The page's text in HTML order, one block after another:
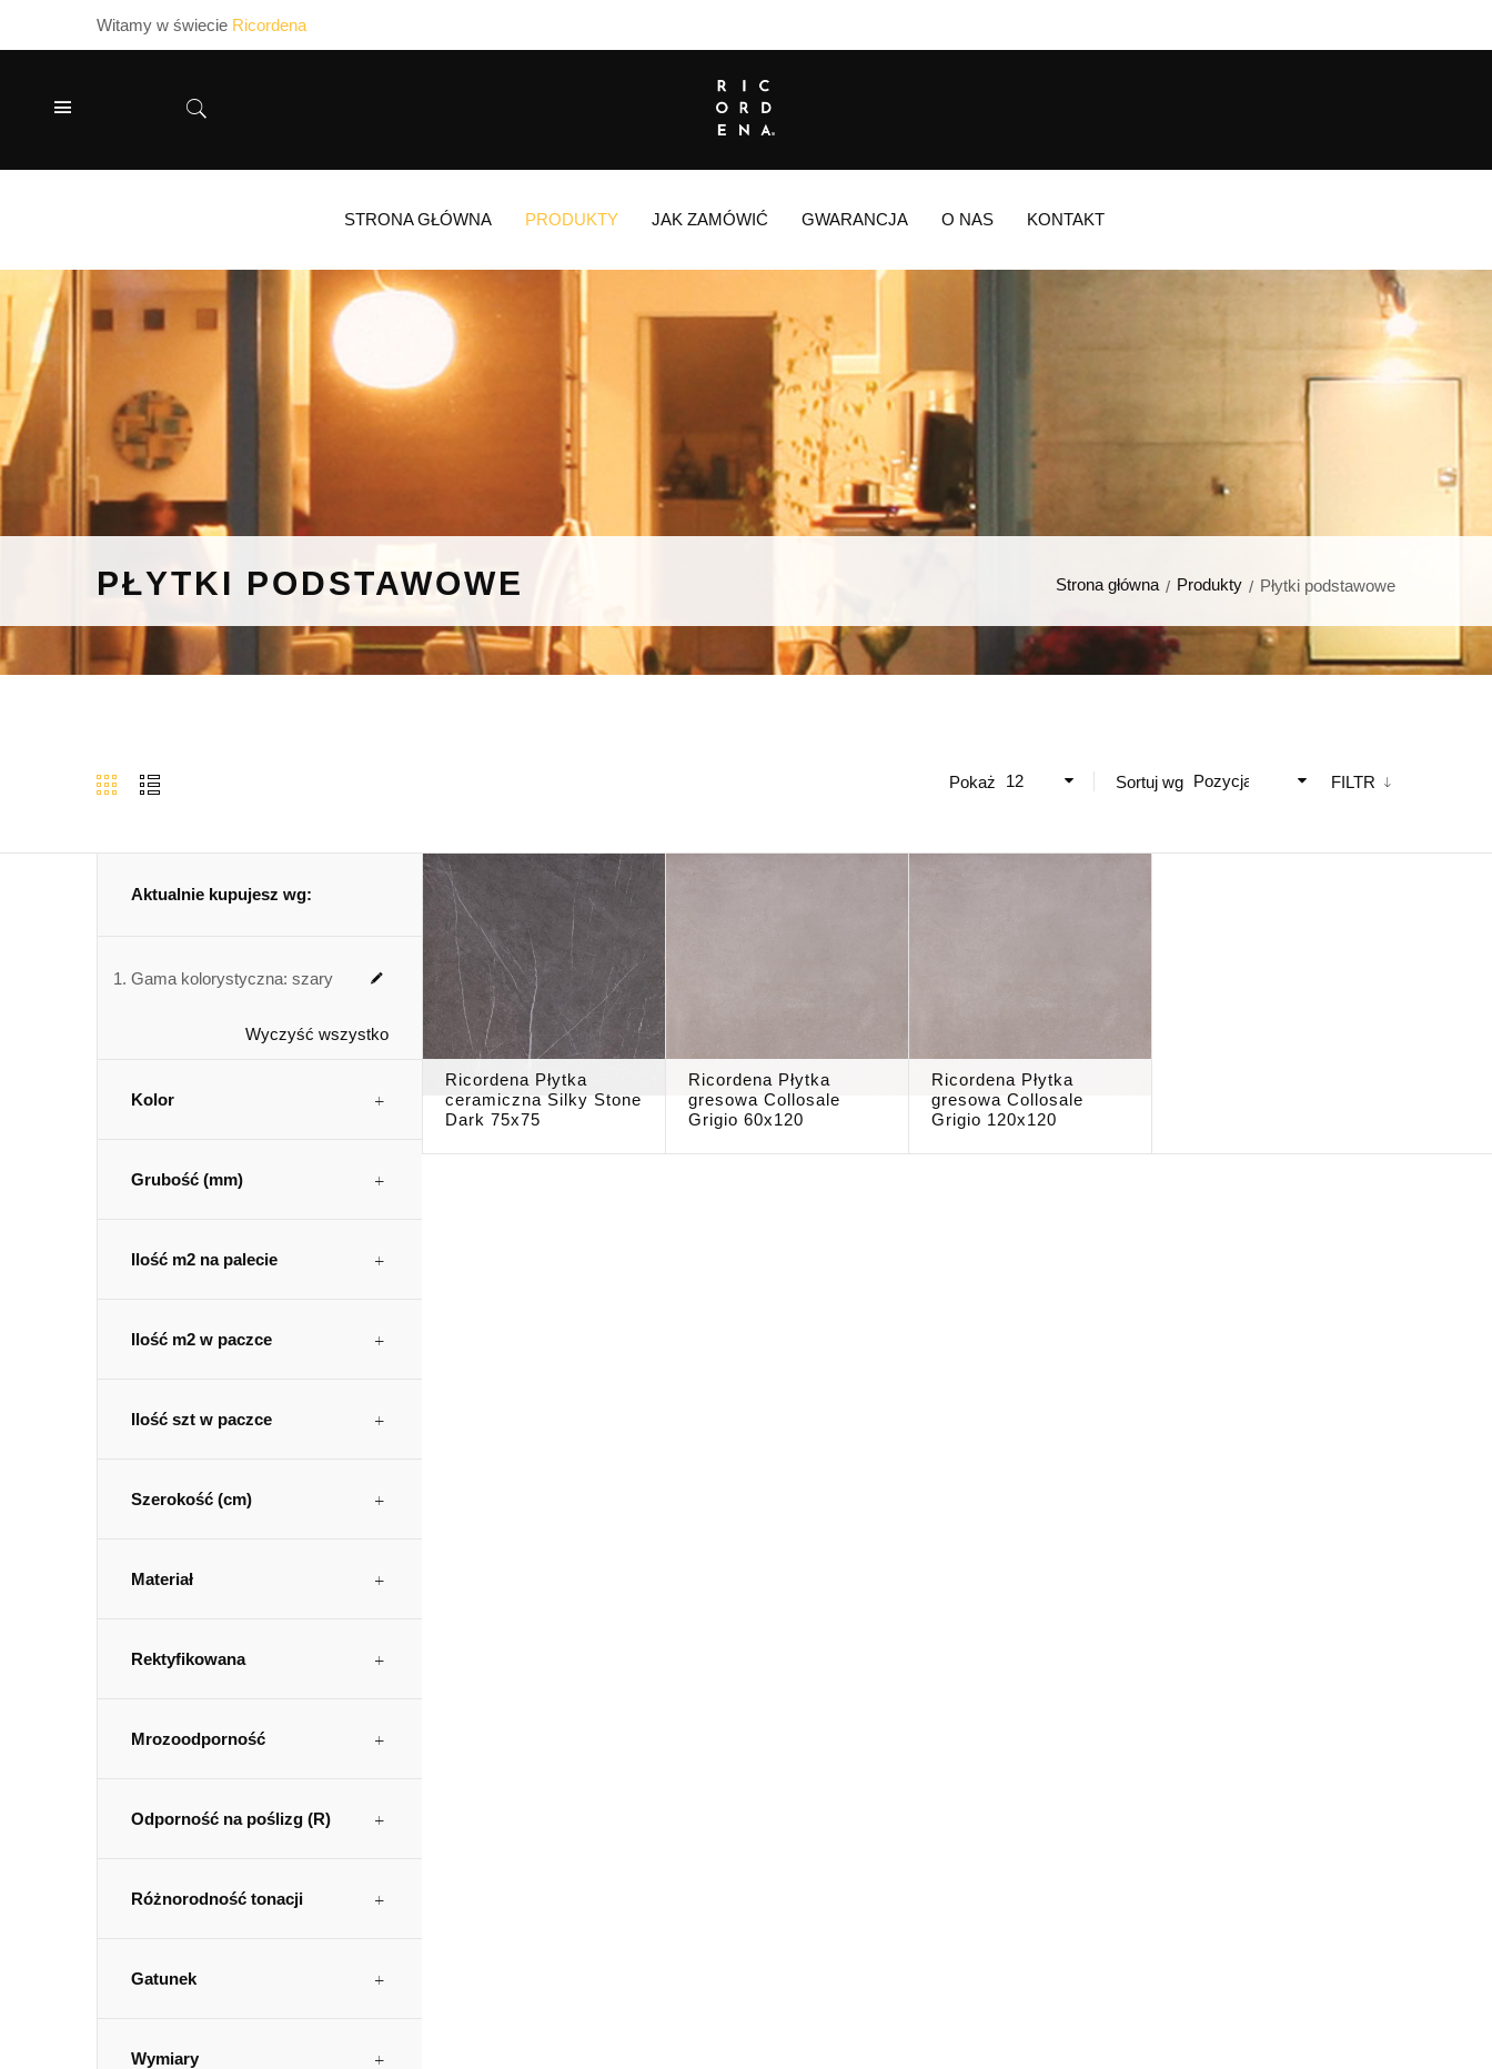
Witamy w świecie Ricordena
STRONA GŁÓWNA PRODUKTY JAK ZAMÓWIĆ GWARANCJA O NAS KONTAKT
PŁYTKI PODSTAWOWE Strona główna Produkty Płytki podstawowe
Sortuj wg Pozycja FILTR
Pokaż 12
Aktualnie kupujesz wg:
Gama kolorystyczna: szary
Wyczyść wszystko
Kolor
Grubość (mm)
Ilość m2 na palecie
Ilość m2 w paczce
Ilość szt w paczce
Szerokość (cm)
Materiał
Rektyfikowana
Mrozoodporność
Odporność na poślizg (R)
Różnorodność tonacji
Gatunek
Wymiary
Ricordena Płytka
ceramiczna Silky Stone
Dark 75x75
Ricordena Płytka
gresowa Collosale
Grigio 60x120
Ricordena Płytka
gresowa Collosale
Grigio 120x120